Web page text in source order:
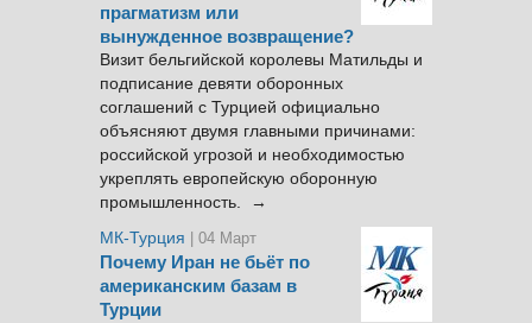
прагматизм или
вынужденное возвращение?
Визит бельгийской королевы Матильды и
подписание девяти оборонных
соглашений с Турцией официально
объясняют двумя главными причинами:
российской угрозой и необходимостью
укреплять европейскую оборонную
промышленность. →
МК-Турция
| 04 Март
Почему Иран не бьёт по
американским базам в
Турции